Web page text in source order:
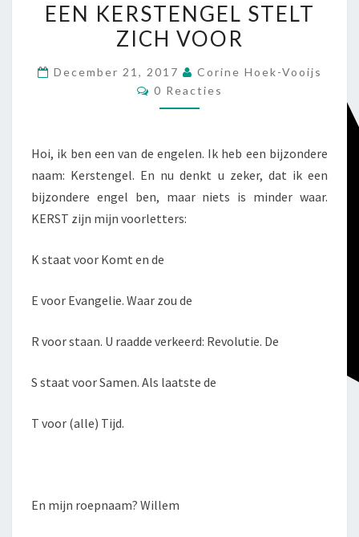
KERSTENGEL
STELT
VOOR
EEN KERSTENGEL STELT
ZICH VOOR
December 21, 2017
Corine Hoek-Vooijs
Reacties
0 Reacties
Hoi, ik ben een van de engelen. Ik heb een bijzondere
naam: Kerstengel. En nu denkt u zeker, dat ik een
bijzondere engel ben, maar niets is minder waar.
KERST zijn mijn voorletters:
K staat voor Komt en de
E voor Evangelie. Waar zou de
R voor staan. U raadde verkeerd: Revolutie. De
S staat voor Samen. Als laatste de
T voor (alle) Tijd.
En mijn roepnaam? Willem